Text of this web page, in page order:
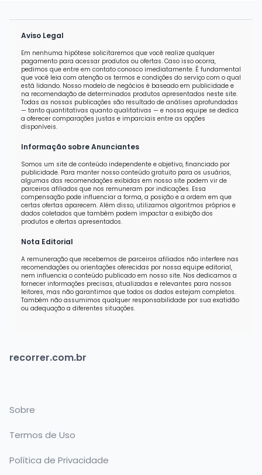
Aviso Legal
Em nenhuma hipótese solicitaremos que você realize qualquer
pagamento para acessar produtos ou ofertas. Caso isso ocorra,
pedimos que entre em contato conosco imediatamente. É fundamental
que você leia com atenção os termos e condições do serviço com o qual
está lidando. Nosso modelo de negócios é baseado em publicidade e
na recomendação de determinados produtos apresentados neste site.
Todas as nossas publicações são resultado de análises aprofundadas
— tanto quantitativas quanto qualitativas — e nossa equipe se dedica
a oferecer comparações justas e imparciais entre as opções
disponíveis.
Informação sobre Anunciantes
Somos um site de conteúdo independente e objetivo, financiado por
publicidade. Para manter nosso conteúdo gratuito para os usuários,
algumas das recomendações exibidas em nosso site podem vir de
parceiros afiliados que nos remuneram por indicações. Essa
compensação pode influenciar a forma, a posição e a ordem em que
certas ofertas aparecem. Além disso, utilizamos algoritmos próprios e
dados coletados que também podem impactar a exibição dos
produtos e ofertas apresentados.
Nota Editorial
A remuneração que recebemos de parceiros afiliados não interfere nas
recomendações ou orientações oferecidas por nossa equipe editorial,
nem influencia o conteúdo publicado em nosso site. Nos dedicamos a
fornecer informações precisas, atualizadas e relevantes para nossos
leitores, mas não garantimos que todos os dados estejam completos.
Também não assumimos qualquer responsabilidade por sua exatidão
ou adequação a diferentes situações.
recorrer.com.br
Sobre
Termos de Uso
Política de Privacidade